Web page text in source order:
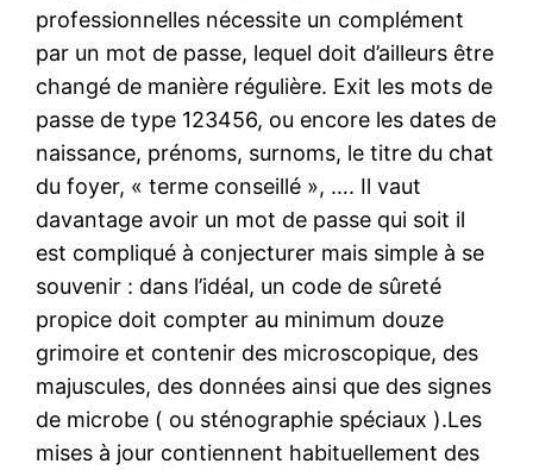
professionnelles nécessite un complément
par un mot de passe, lequel doit d’ailleurs être
changé de manière régulière. Exit les mots de
passe de type 123456, ou encore les dates de
naissance, prénoms, surnoms, le titre du chat
du foyer, « terme conseillé », …. Il vaut
davantage avoir un mot de passe qui soit il
est compliqué à conjecturer mais simple à se
souvenir : dans l’idéal, un code de sûreté
propice doit compter au minimum douze
grimoire et contenir des microscopique, des
majuscules, des données ainsi que des signes
de microbe ( ou sténographie spéciaux ).Les
mises à jour contiennent habituellement des